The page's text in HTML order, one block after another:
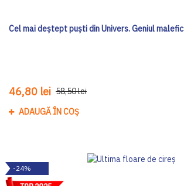
Cel mai deștept puști din Univers. Geniul malefic
46,80 lei 58,50 lei
ADAUGĂ ÎN COȘ
-24%